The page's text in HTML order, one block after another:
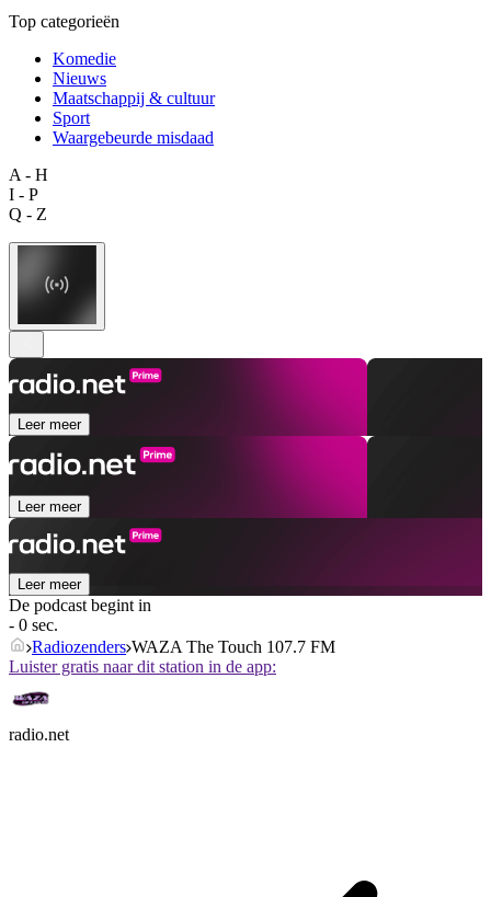
Top categorieën
Komedie
Nieuws
Maatschappij & cultuur
Sport
Waargebeurde misdaad
A - H
I - P
Q - Z
Leer meer
Leer meer
Leer meer
De podcast begint in
- 0 sec.
Radiozenders WAZA The Touch 107.7 FM
Luister gratis naar dit station in de app:
radio.net